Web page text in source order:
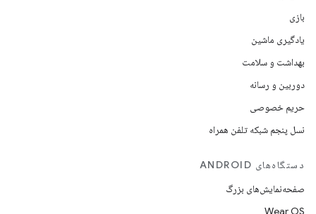
بازی
یادگیری ماشین
بهداشت و سلامت
دوربین و رسانه
حریم خصوصی
نسل پنجم شبکه تلفن همراه
دستگاه‌های ANDROID
صفحه‌نمایش‌های بزرگ
Wear OS